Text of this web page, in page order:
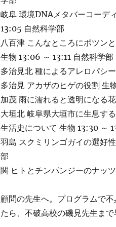
岐阜 環境DNAメタバーコーデ
13:05 自然科学部
八百津 こんなところにポツン
生物 13:06 ～ 13:11 自然科学部
多治見北 種によるアレロパシ
多治見 アカザのヒゲの役割 生
加茂 雨に濡れると透明になる
大垣北 岐阜県大垣市に生息
生活史について 生物 13:30 ～
羽島 スクミリンゴガイの選好
部
関 ヒトとチンパンジーのナッ
顧問の先生へ。プログラムで
たら、不破高校の磯見先生まで